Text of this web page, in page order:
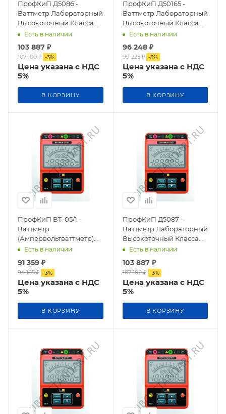
ПрофКиП Д5086 -
Ваттметр Лабораторный
Высокоточный Класса
Точности 0,2
Есть в наличии
103 887 ₽
107 100₽ -3%
Цена указана с НДС
5%
В КОРЗИНУ
ПрофКиП Д50165 -
Ваттметр Лабораторный
Высокоточный Класса
Точности 0,2
Есть в наличии
96 248₽
99 225₽ -3%
Цена указана с НДС
5%
В КОРЗИНУ
ПрофКиП ВТ-05/1 -
Ваттметр
(Ампервольтваттметр)
Лабораторный
Точности 0,5
Есть в наличии
91 359 ₽
94 185₽ -3%
Цена указана с НДС
5%
В КОРЗИНУ
ПрофКиП Д5087 -
Ваттметр Лабораторный
Высокоточный Класса
Точности 0,2
Есть в наличии
103 887₽
107 100₽ -3%
Цена указана с НДС
5%
В КОРЗИНУ